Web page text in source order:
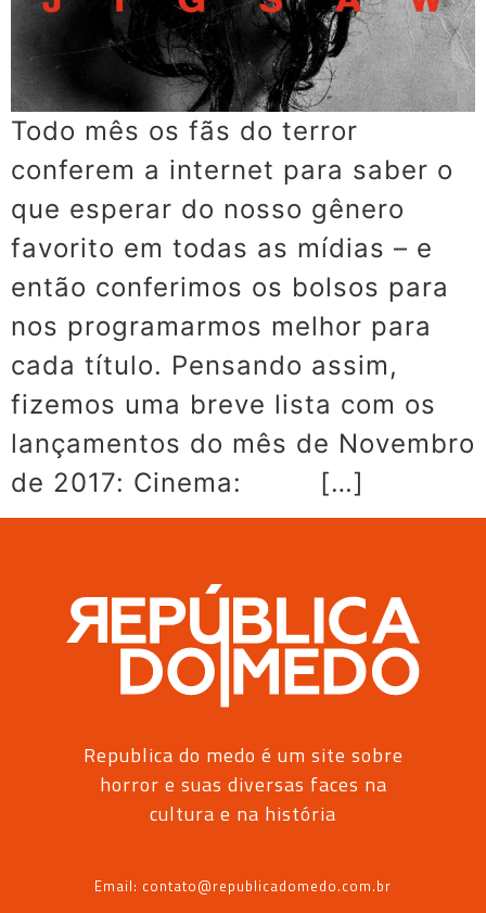
Todo mês os fãs do terror
conferem a internet para saber o
que esperar do nosso gênero
favorito em todas as mídias – e
então conferimos os bolsos para
nos programarmos melhor para
cada título. Pensando assim,
fizemos uma breve lista com os
lançamentos do mês de Novembro
de 2017: Cinema: […]
Republica do medo é um site sobre
horror e suas diversas faces na
cultura e na história
Email: contato@republicadomedo.com.br